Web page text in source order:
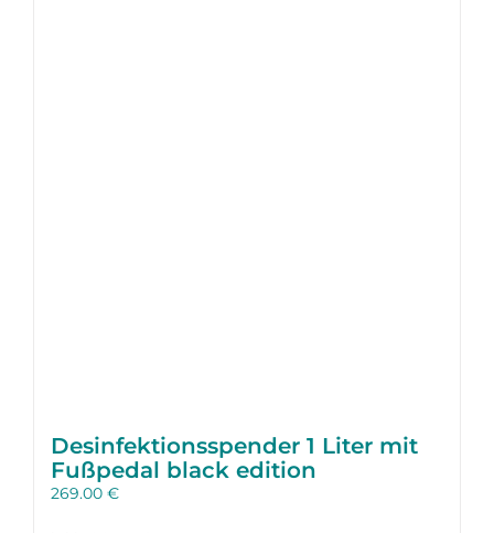
Desinfektions­spender 1 Liter mit
Fußpedal black edition
269.00 €